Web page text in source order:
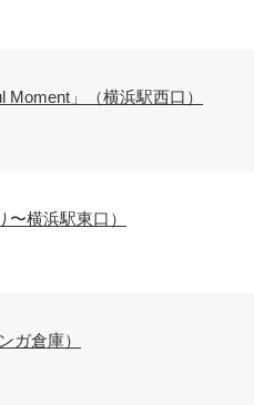
」（横浜駅西口）
横浜駅東口）
ガ倉庫）